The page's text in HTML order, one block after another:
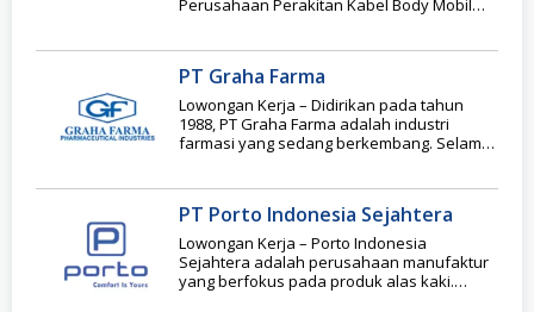
PT Graha Farma
Lowongan Kerja – Didirikan pada tahun
1988, PT Graha Farma adalah industri
farmasi yang sedang berkembang. Selama
PT Porto Indonesia Sejahtera
Lowongan Kerja – Porto Indonesia
Sejahtera adalah perusahaan manufaktur
yang berfokus pada produk alas kaki.